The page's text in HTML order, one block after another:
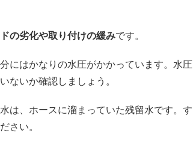
の劣化や取り付けの緩みです。
にはかなりの水圧がかかっています。水圧
ないか確認しましょう。
は、ホースに溜まっていた残留水です。す
さい。